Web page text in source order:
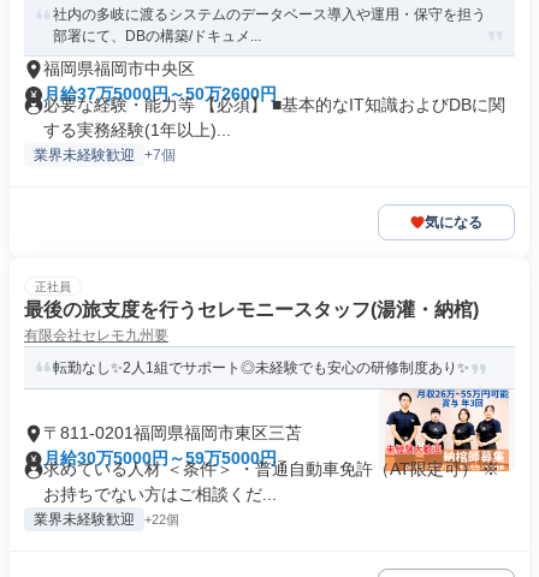
社内の多岐に渡るシステムのデータベース導入や運用・保守を担う
部署にて、DBの構築/ドキュメ...
福岡県福岡市中央区
月給37万5000円～50万2600円
必要な経験・能力等 【必須】 ■基本的なIT知識およびDBに関
する実務経験(1年以上)...
業界未経験歓迎 +7個
気になる
正社員
最後の旅支度を行うセレモニースタッフ(湯灌・納棺)
有限会社セレモ九州要
転勤なし✨2人1組でサポート◎未経験でも安心の研修制度あり✨
〒811-0201福岡県福岡市東区三苫
月給30万5000円～59万5000円
求めている人材 ＜条件＞ ・普通自動車免許（AT限定可） ※
お持ちでない方はご相談くだ...
業界未経験歓迎 +22個